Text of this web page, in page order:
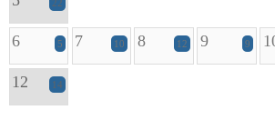
22
6 5 7 10 8 12 9 9
12 14